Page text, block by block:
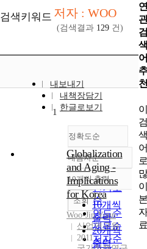
검색키워드 저자 : WOO
(검색결과 129 건)
내보내기
내책장담기
한글로보기
정확도순
정확도
순
인기도
순
연도순
제목순
저자순
내림차순
내림차순
10개씩 출력
10개씩
출력
20개씩
출력
조회
1
Globalization
and Aging -
Implications
for Korea
Woo-Jin,Youn
산업연구원
2011